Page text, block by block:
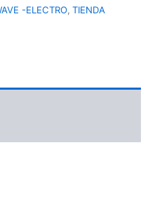
-ELECTRO, TIENDA